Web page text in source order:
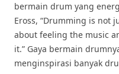
bermain drum yang
Eross, “Drumming is not
about feeling the music
it.” Gaya bermain
menginspirasi banyak